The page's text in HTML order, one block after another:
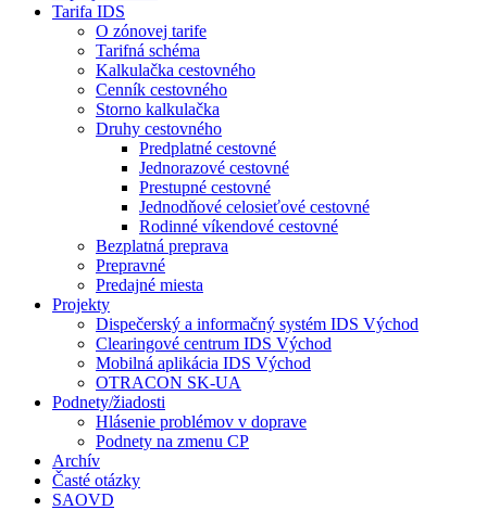
Tarifa IDS
O zónovej tarife
Tarifná schéma
Kalkulačka cestovného
Cenník cestovného
Storno kalkulačka
Druhy cestovného
Predplatné cestovné
Jednorazové cestovné
Prestupné cestovné
Jednodňové celosieťové cestovné
Rodinné víkendové cestovné
Bezplatná preprava
Prepravné
Predajné miesta
Projekty
Dispečerský a informačný systém IDS Východ
Clearingové centrum IDS Východ
Mobilná aplikácia IDS Východ
OTRACON SK-UA
Podnety/žiadosti
Hlásenie problémov v doprave
Podnety na zmenu CP
Archív
Časté otázky
SAOVD